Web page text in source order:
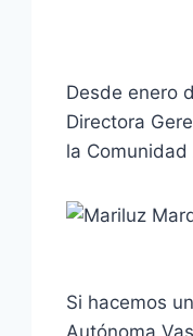
Desde enero
Directora
la
Si hacemos
Autónoma